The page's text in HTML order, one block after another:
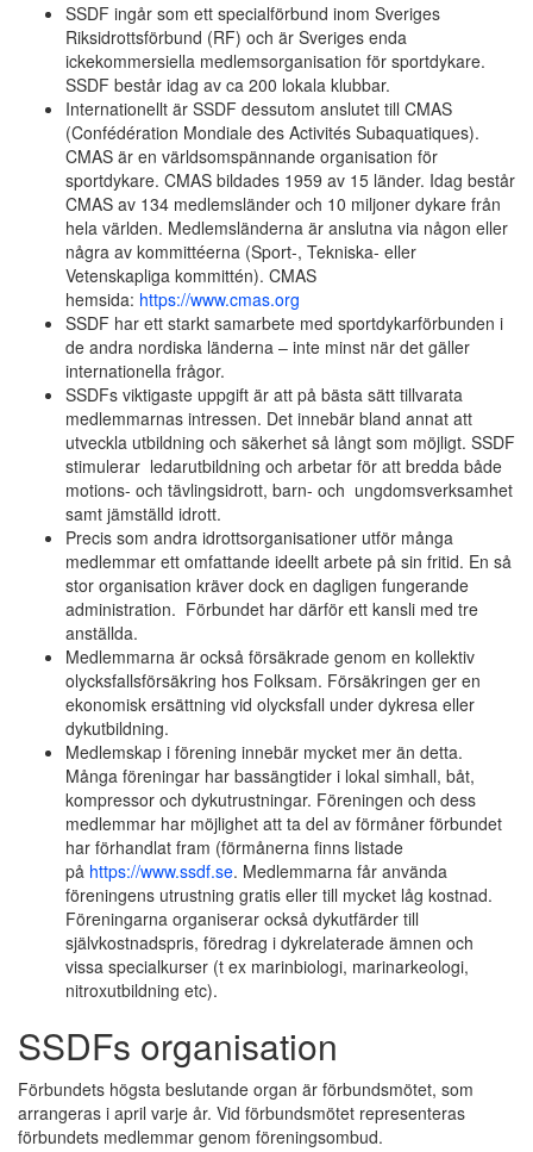
SSDF ingår som ett specialförbund inom Sveriges
Riksidrottsförbund (RF) och är Sveriges enda
ickekommersiella medlemsorganisation för sportdykare.
SSDF består idag av ca 200 lokala klubbar.
Internationellt är SSDF dessutom anslutet till CMAS
(Confédération Mondiale des Activités Subaquatiques).
CMAS är en världsomspännande organisation för
sportdykare. CMAS bildades 1959 av 15 länder. Idag består
CMAS av 134 medlemsländer och 10 miljoner dykare från
hela världen. Medlemsländerna är anslutna via någon eller
några av kommittéerna (Sport-, Tekniska- eller
Vetenskapliga kommittén). CMAS
hemsida: https://www.cmas.org
SSDF har ett starkt samarbete med sportdykarförbunden i
de andra nordiska länderna – inte minst när det gäller
internationella frågor.
SSDFs viktigaste uppgift är att på bästa sätt tillvarata
medlemmarnas intressen. Det innebär bland annat att
utveckla utbildning och säkerhet så långt som möjligt. SSDF
stimulerar ledarutbildning och arbetar för att bredda både
motions- och tävlingsidrott, barn- och ungdomsverksamhet
samt jämställd idrott.
Precis som andra idrottsorganisationer utför många
medlemmar ett omfattande ideellt arbete på sin fritid. En så
stor organisation kräver dock en dagligen fungerande
administration. Förbundet har därför ett kansli med tre
anställda.
Medlemmarna är också försäkrade genom en kollektiv
olycksfallsförsäkring hos Folksam. Försäkringen ger en
ekonomisk ersättning vid olycksfall under dykresa eller
dykutbildning.
Medlemskap i förening innebär mycket mer än detta.
Många föreningar har bassängtider i lokal simhall, båt,
kompressor och dykutrustningar. Föreningen och dess
medlemmar har möjlighet att ta del av förmåner förbundet
har förhandlat fram (förmånerna finns listade
på https://www.ssdf.se. Medlemmarna får använda
föreningens utrustning gratis eller till mycket låg kostnad.
Föreningarna organiserar också dykutfärder till
självkostnadspris, föredrag i dykrelaterade ämnen och
vissa specialkurser (t ex marinbiologi, marinarkeologi,
nitroxutbildning etc).
SSDFs organisation
Förbundets högsta beslutande organ är förbundsmötet, som
arrangeras i april varje år. Vid förbundsmötet representeras
förbundets medlemmar genom föreningsombud.